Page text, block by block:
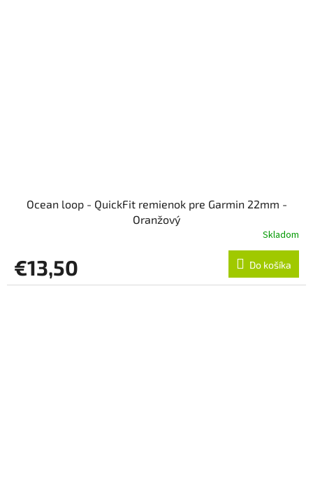
Ocean loop - QuickFit remienok pre Garmin 22mm -
Oranžový
Skladom
€13,50 Do košíka